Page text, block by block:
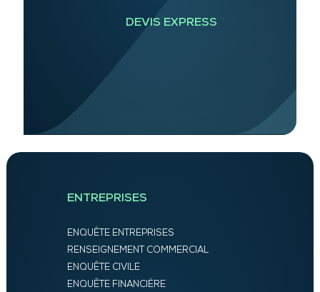
DEVIS EXPRESS
ENTREPRISES
ENQUÊTE ENTREPRISES
RENSEIGNEMENT COMMERCIAL
ENQUÊTE CIVILE
ENQUÊTE FINANCIÈRE